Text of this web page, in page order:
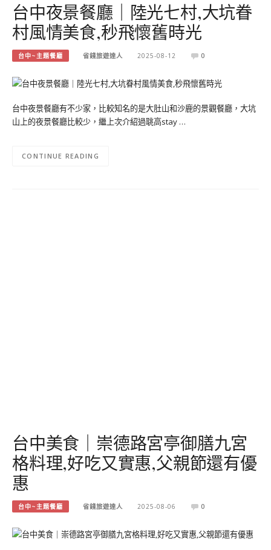
台中夜景餐廳｜陸光七村,大坑眷
村風情美食,秒飛懷舊時光
台中~主題餐廳 省錢旅遊達人 2025-08-12 0
台中夜景餐廳有不少家，比較知名的是大肚山和沙鹿的景觀餐廳，大坑
山上的夜景餐廳比較少，繼上次介紹過聎高stay …
CONTINUE READING
台中美食｜崇德路宮亭御膳九宮
格料理,好吃又實惠,父親節還有優
惠
台中~主題餐廳 省錢旅遊達人 2025-08-06 0